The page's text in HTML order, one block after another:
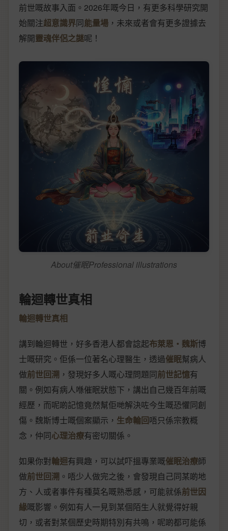
前世嘅故事入面。2026年嘅今日，有更多科學研究開
始關注超意識界同能量場 ，未來或者會有更多證據去
解開靈魂伴侶之謎呢！
About催眠Professional illustrations
輪迴轉世真相
輪迴轉世真相
講到輪迴轉世，好多香港人都會諗起布萊恩‧魏斯博
士嘅研究。佢係一位著名心理醫生，透過催眠幫病人
做前世回溯 ，發現好多人嘅心理問題同前世記憶有
關。例如有病人喺催眠狀態下，講出自己幾百年前嘅
經歷，而呢啲記憶竟然幫佢哋解決咗今生嘅恐懼同創
傷。魏斯博士嘅個案顯示， 生命輪回唔只係宗教概
念，仲同心理治療有密切關係。
如果你對輪迴有興趣，可以試吓搵專業嘅催眠治療師
做前世回溯 。唔少人做完之後，會發現自己同某啲地
方、人或者事件有種莫名嘅熟悉感，可能就係前世因
緣嘅影響。例如有人一見到某個陌生人就覺得好親
切，或者對某個歷史時期特別有共鳴，呢啲都可能係